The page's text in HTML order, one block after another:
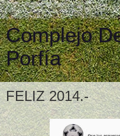
Complejo
Porfía
FELIZ 2014.-